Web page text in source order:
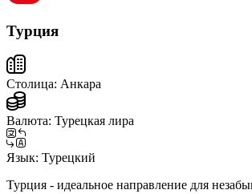
Турция
Столица: Анкара
Валюта: Турецкая лира
Язык: Турецкий
Турция - идеальное направление для